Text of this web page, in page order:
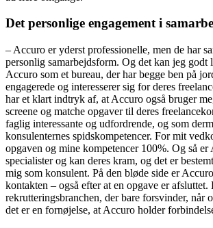
Det personlige engagement i
– Accuro er yderst professionelle, men de har
personlig samarbejdsform. Og det kan jeg godt
Accuro som et bureau, der har begge ben på
engagerede og interesserer sig for deres
har et klart indtryk af, at Accuro også bruger
screene og matche opgaver til deres
faglig interessante og udfordrende, og som
konsulenternes spidskompetencer. For mit
opgaven og mine kompetencer 100%. Og så
specialister og kan deres kram, og det er
mig som konsulent. På den bløde side er
kontakten – også efter at en opgave er afsluttet.
rekrutteringsbranchen, der bare forsvinder, når
det er en fornøjelse, at Accuro holder